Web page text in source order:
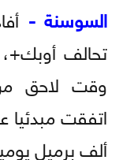
السوسنة -
تحالف
وقت لاحق من
ألف برميل